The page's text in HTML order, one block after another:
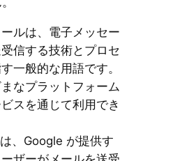
ルは、電子メッセー
信する技術とプロセ
一般的な用語です。
なプラットフォーム
スを通じて利用でき
、Google が提供す